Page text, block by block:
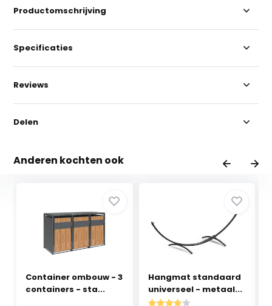
Productomschrijving
Specificaties
Reviews
Delen
Anderen kochten ook
Container ombouw - 3
containers - sta...
Hangmat standaard
universeel - metaal...